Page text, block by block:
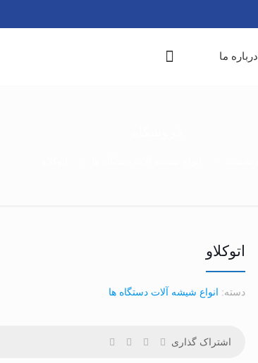
درباره ما
اتوکلاو
دسته: انواع شیشه آلات دستگاه ها
اشتراک گذاری